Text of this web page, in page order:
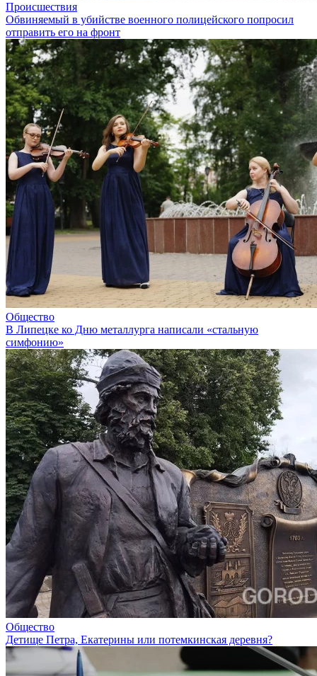
Происшествия
Обвиняемый в убийстве военного полицейского попросил
отправить его на фронт
Общество
В Липецке ко Дню металлурга написали «стальную
симфонию»
Общество
Детище Петра, Екатерины или потемкинская деревня?